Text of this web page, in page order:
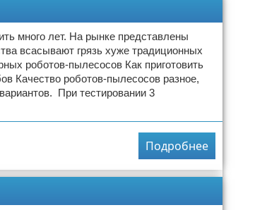
много лет. На рынке представлены
всасывают грязь хуже традиционных
роботов-пылесосов Как приготовить
Качество роботов-пылесосов разное,
При тестировании 3
Подробнее